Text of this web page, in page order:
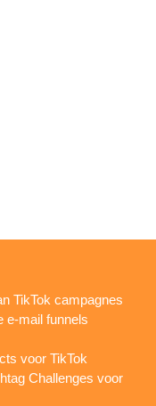
TikTok campagnes
e-mail funnels
voor TikTok
Challenges voor